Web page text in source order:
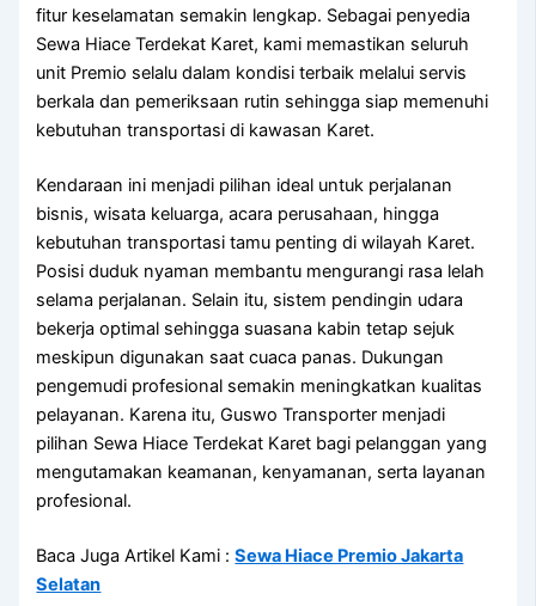
fitur keselamatan semakin lengkap. Sebagai penyedia
Sewa Hiace Terdekat Karet, kami memastikan seluruh
unit Premio selalu dalam kondisi terbaik melalui servis
berkala dan pemeriksaan rutin sehingga siap memenuhi
kebutuhan transportasi di kawasan Karet.
Kendaraan ini menjadi pilihan ideal untuk perjalanan
bisnis, wisata keluarga, acara perusahaan, hingga
kebutuhan transportasi tamu penting di wilayah Karet.
Posisi duduk nyaman membantu mengurangi rasa lelah
selama perjalanan. Selain itu, sistem pendingin udara
bekerja optimal sehingga suasana kabin tetap sejuk
meskipun digunakan saat cuaca panas. Dukungan
pengemudi profesional semakin meningkatkan kualitas
pelayanan. Karena itu, Guswo Transporter menjadi
pilihan Sewa Hiace Terdekat Karet bagi pelanggan yang
mengutamakan keamanan, kenyamanan, serta layanan
profesional.
Baca Juga Artikel Kami :Sewa Hiace Premio Jakarta
Selatan